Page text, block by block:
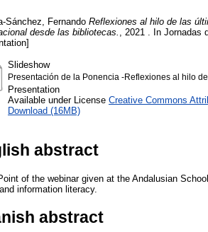
Sánchez, Fernando Reflexiones al hilo de las
desde las bibliotecas.
, 2021 . In
Slideshow
Presentación de la Ponencia -Reflexiones al hilo
Presentation
Available under License Creative Commons
Download (16MB)
abstract
of the webinar given at the Andalusian
information literacy.
abstract